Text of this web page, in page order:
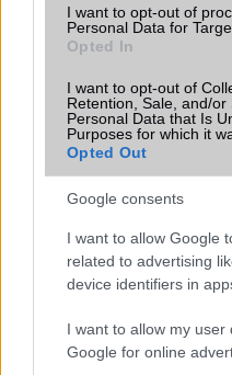
I want to opt-out of
Personal Data for
Opted In
I want to opt-out of
Retention, Sale, and/or
Personal Data that Is
Purposes for which it
Opted Out
Google consents
I want to allow Google
related to advertising
device identifiers in
I want to allow my user
Google for online
Védelem
Limited Edition
SAR
N/A = Nincs adat. Legutóbbi
Új és Használt GSM
Apple